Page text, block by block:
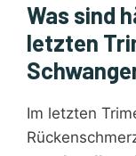
Was sind
letzten
Im letzten